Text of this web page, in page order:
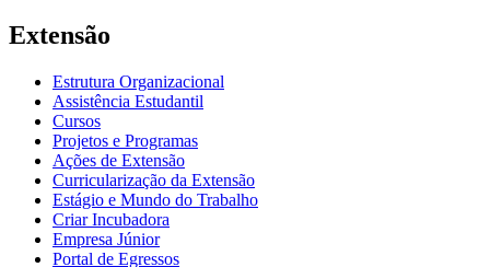
Extensão
Estrutura Organizacional
Assistência Estudantil
Cursos
Projetos e Programas
Ações de Extensão
Curricularização da Extensão
Estágio e Mundo do Trabalho
Criar Incubadora
Empresa Júnior
Portal de Egressos